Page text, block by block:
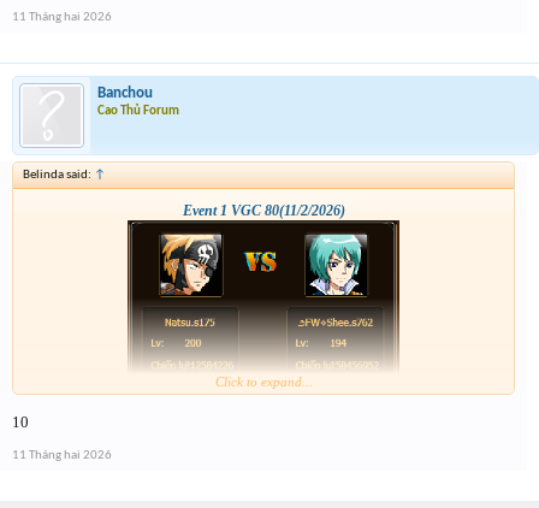
11 Tháng hai 2026
Banchou
Cao Thủ Forum
Belinda said: ↑
Event 1 VGC 80(11/2/2026)
Click to expand...
10
11 Tháng hai 2026